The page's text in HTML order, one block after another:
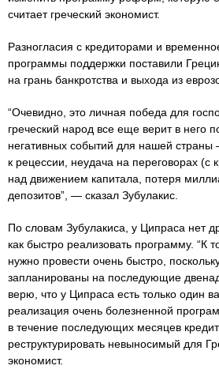
считает греческий экономист.
Разногласия с кредиторами и
программы поддержки поставили
на грань банкротства и выхода из
“Очевидно, это личная победа для
греческий народ все еще верит в него
негативных событий для нашей
к рецессии, неудача на переговорах (с
над движением капитала, потеря
депозитов”, — сказал Зубулакис.
По словам Зубулакиса, у Ципраса нет
как быстро реализовать программу. “К
нужно провести очень быстро,
запланированы на последующие
верю, что у Ципраса есть только один
реализация очень болезненной
в течение последующих месяцев
реструктурировать невыносимый для
экономист.